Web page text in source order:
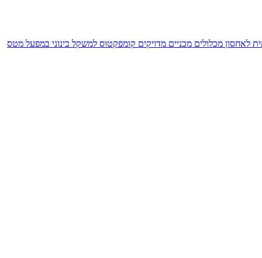
קומפקטוס למשקל בינוני במפעל מטס